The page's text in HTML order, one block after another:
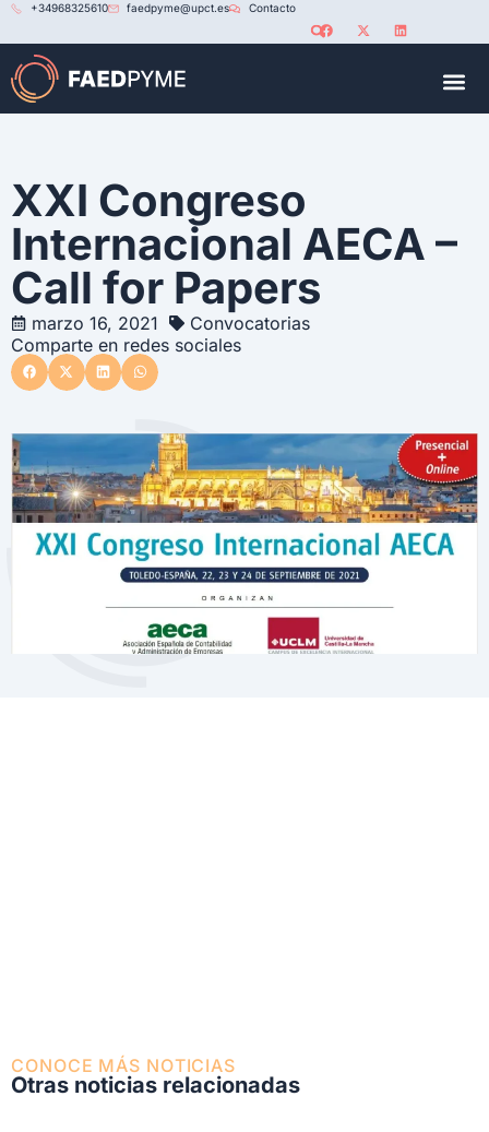
+34968325610 faedpyme@upct.es Contacto
XXI Congreso
Internacional AECA –
Call for Papers
marzo 16, 2021
Convocatorias
Comparte en redes sociales
CONOCE MÁS NOTICIAS
Otras noticias relacionadas